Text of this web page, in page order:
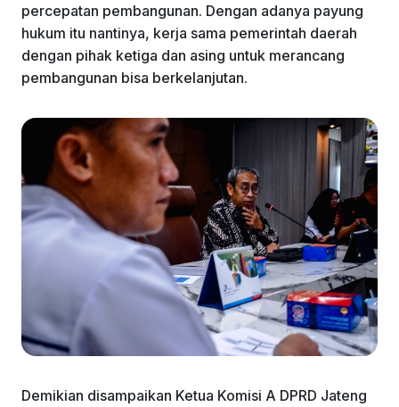
percepatan pembangunan. Dengan adanya payung
hukum itu nantinya, kerja sama pemerintah daerah
dengan pihak ketiga dan asing untuk merancang
pembangunan bisa berkelanjutan.
Demikian disampaikan Ketua Komisi A DPRD Jateng